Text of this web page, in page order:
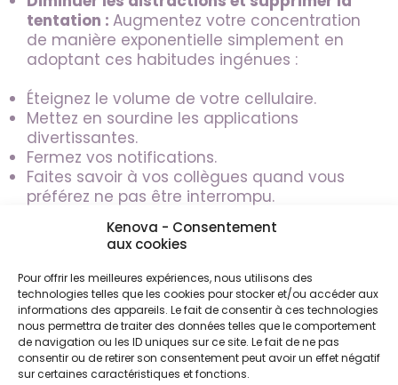
Kenova - Consentement
aux cookies
Pour offrir les meilleures expériences, nous utilisons des
technologies telles que les cookies pour stocker et/ou accéder aux
informations des appareils. Le fait de consentir à ces technologies
nous permettra de traiter des données telles que le comportement
de navigation ou les ID uniques sur ce site. Le fait de ne pas
consentir ou de retirer son consentement peut avoir un effet négatif
sur certaines caractéristiques et fonctions.
tentation : Augmentez votre concentration
de manière exponentielle simplement en
adoptant ces habitudes ingénues :
Éteignez le volume de votre cellulaire.
Mettez en sourdine les applications
divertissantes.
Fermez vos notifications.
Faites savoir à vos collègues quand vous
préférez ne pas être interrompu.
plan, créez-vous une bulle calme.
Mangez sainement et ayez des grignotines
santé à portée de la main.
Dormez suffisamment.
Nettoyez, classez et rangez votre espace
de travail régulièrement. Un espace épuré
et organisé vous aidera à penser plus
clairement.